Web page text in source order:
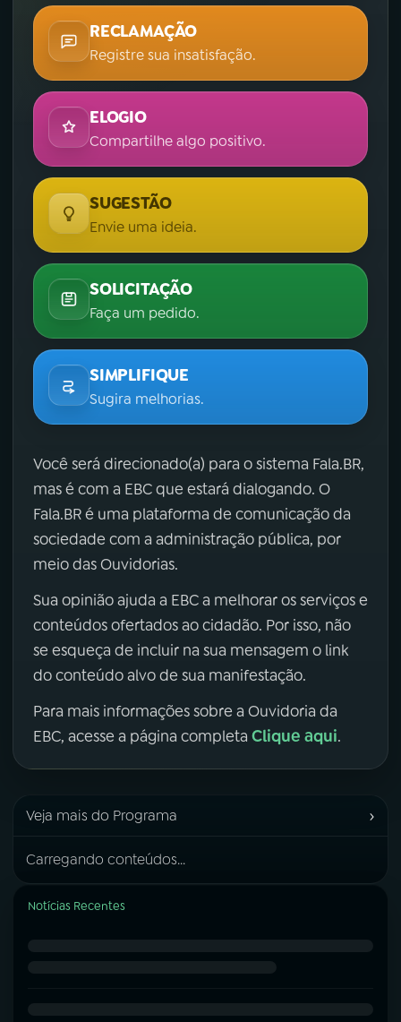
RECLAMAÇÃO
Registre sua insatisfação.
ELOGIO
Compartilhe algo positivo.
SUGESTÃO
Envie uma ideia.
SOLICITAÇÃO
Faça um pedido.
SIMPLIFIQUE
Sugira melhorias.
Você será direcionado(a) para o sistema Fala.BR,
mas é com a EBC que estará dialogando. O
Fala.BR é uma plataforma de comunicação da
sociedade com a administração pública, por
meio das Ouvidorias.
Sua opinião ajuda a EBC a melhorar os serviços e
conteúdos ofertados ao cidadão. Por isso, não
se esqueça de incluir na sua mensagem o link
do conteúdo alvo de sua manifestação.
Para mais informações sobre a Ouvidoria da
EBC, acesse a página completa Clique aqui.
Veja mais do Programa ›
Carregando conteúdos...
Notícias Recentes